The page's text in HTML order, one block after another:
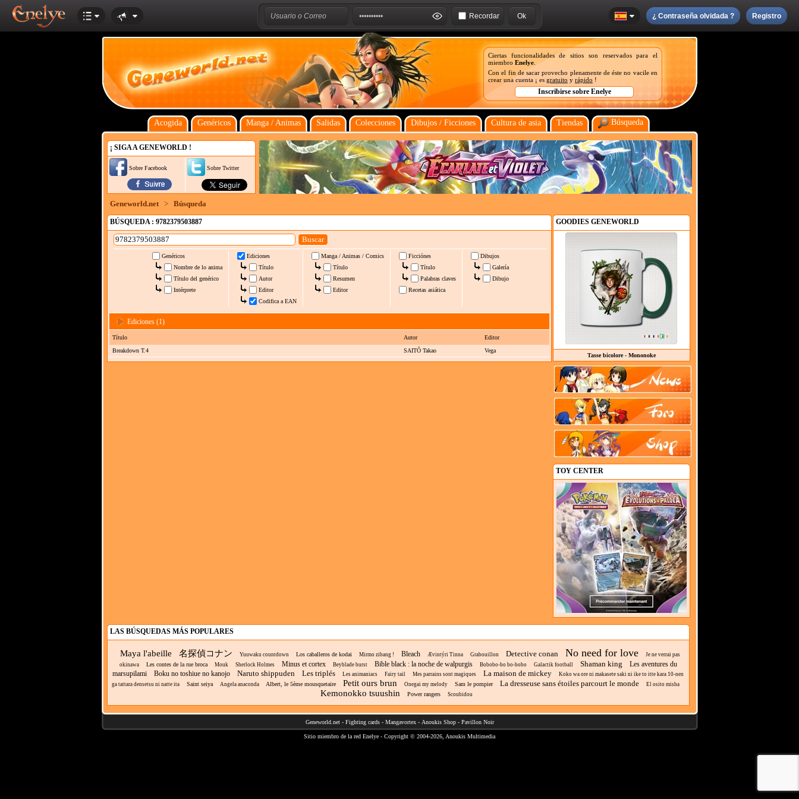
Recordar ¿ Contraseña olvidada ? Registro
Ciertas funcionalidades de sitios son reservados para el
miembro Enelye
Con el fin de sacar provecho plenamente de éste no vacile en
crear una cuenta ¡ es gratuito y rápido !
Acogida Genéricos Manga / Animas Salidas Colecciones Dibujos / Ficciones Cultura de asia Tiendas Búsqueda
¡ SIGA A GENEWORLD !
Sobre Facebook Sobre Twitter
Geneworld.net > Búsqueda
BÚSQUEDA : 9782379503887
Genéricos
Nombre de lo anima
Título del genérico
Intérprete
Ediciones
Título
Autor
Editor
Codifica a EAN
Manga / Animas / Comics
Título
Resumen
Editor
Ficciónes
Título
Palabras claves
Recetas asiática
Dibujos
Galería
Dibujo
Ediciones (1)
Título Autor
Editor
Breakdown T.4
SAITÔ Takao Vega
GOODIES GENEWORLD
Tasse bicolore - Mononoke
TOY CENTER
LAS BÚSQUEDAS MÁS POPULARES
Maya l'abeille 名探偵コナン Yuuwaku countdown Los caballeros de kodai Mirmo zibang ! Bleach Ævintýri Tinna Grabouillon Detective conan No need for love
Je ne verrai pas
okinawa
Les contes de la rue broca Mouk Sherlock Holmes Minus et cortex Beyblade burst Bible black : la noche de walpurgis Bobobo-bo bo-bobo Galactik football Shaman king
Les aventures du
marsupilami
Boku no toshiue no kanojo Naruto shippuden Les triplés Les animaniacs Fairy tail Mes parrains sont magiques La maison de mickey
Koko wa ore ni makasete saki ni ike to itte kara 10-nen
ga tattara densetsu ni natte ita
Saint seiya Angela anaconda Albert, le 5ème mousquetaire Petit ours brun Onegai my melody Sam le pompier La dresseuse sans étoiles parcourt le monde El osito misha
Kemonokko tsuushin Power rangers Scoubidou
Geneworld.net- Fighting cards- Mangavortex- Anoukis Shop- Pavillon Noir
Sitio miembro de la red Enelye - Copyright © 2004-2026, Anoukis Multimedia